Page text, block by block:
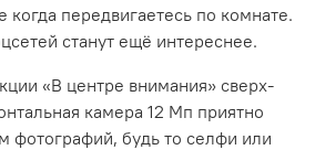
когда передвигаетесь по комнате.
станут ещё интереснее.
«В центре внимания» сверх­
камера 12 Мп приятно
фотографий, будь то селфи или